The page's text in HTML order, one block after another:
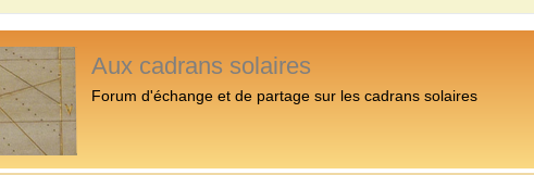
Aux cadrans solaires
Forum d'échange et de partage sur les cadrans solaires